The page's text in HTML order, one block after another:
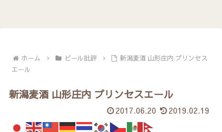
ホーム ビール批評
新潟麦酒 山形庄内 プリンセス
エール
新潟麦酒 山形庄内 プリンセスエール
2017.06.20 2019.02.19